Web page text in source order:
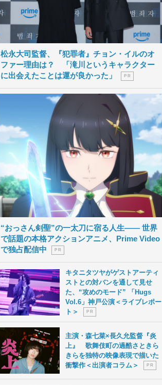
松永大司監督、『犯罪者』チョン・イルのオ
ファー理由は？ 「滝川というキャラクター
に出会えたことは運が良かった」
P R
“おっさん剣聖”の一太刀に宿る人生―― 世界
で話題の本格アクションアニメ、Prime Video
で独占配信中
P R
キタニタツヤがゲストアーティ
ストとの対バンを通して見せ
た、“攻めのモード” 「Hugs
Vol.6」神戸公演＜ライブレポー
ト＞
P R
主演・森七菜×長久允監督『炎
上』 歌舞伎町の過酷さときら
きらを独特の映像表現で描いた
衝撃作＜出演者コラム＞
P R